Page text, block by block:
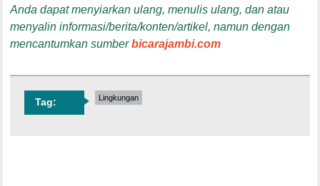
Anda dapat menyiarkan ulang, menulis ulang, dan atau
menyalin informasi/berita/konten/artikel, namun dengan
mencantumkan sumberbicarajambi.com
Tag: Lingkungan